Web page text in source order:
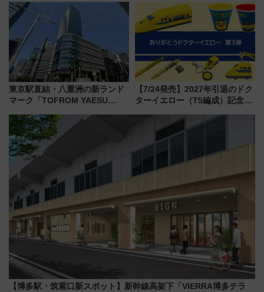
メも持ち込みOK
ー！ 注目の編成やデザインまと
め
東京駅直結・八重洲の新ランド
マーク「TOFROM YAESU
ないバスターミナル直結でスキ
マ時間が充実
【7/24発売】2027年引退のドク
ターイエロー（T5編成）記念グ
送の目覚まし時計など通販・販
売店舗まとめ
【博多駅・筑紫口新スポット】新幹線高架下「VIERRA博多テラ